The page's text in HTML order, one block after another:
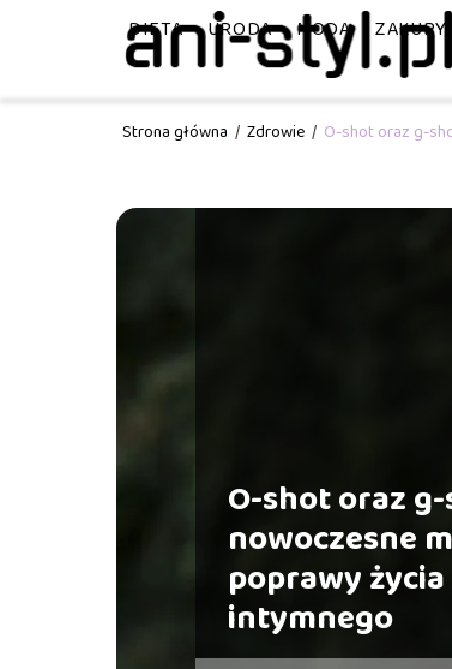
DIETA URODA MODA ZAKUPY
Strona główna / Zdrowie / O-shot oraz g-
O-shot oraz
nowoczesne
poprawy życia
intymnego